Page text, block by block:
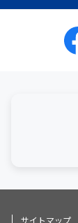
サイトマップ